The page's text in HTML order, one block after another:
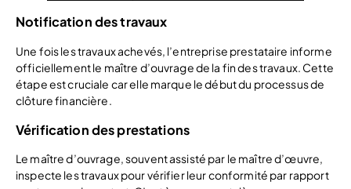
Notification des travaux
Une fois les travaux achevés, l’entreprise prestataire informe
officiellement le maître d’ouvrage de la fin des travaux. Cette
étape est cruciale car elle marque le début du processus de
clôture financière.
Vérification des prestations
Le maître d’ouvrage, souvent assisté par le maître d’œuvre,
inspecte les travaux pour vérifier leur conformité par rapport